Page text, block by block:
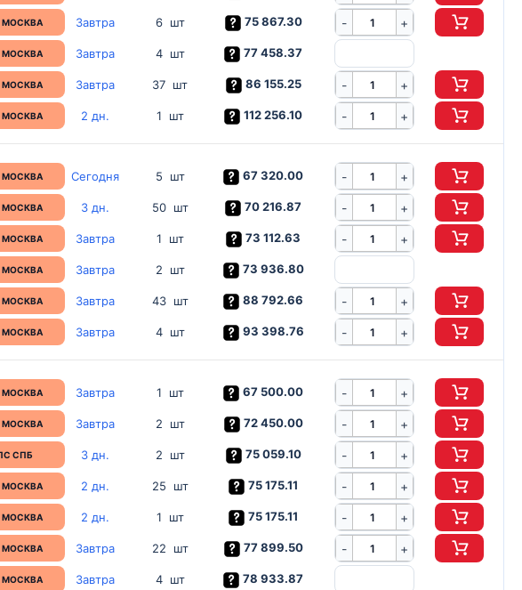
МОСКВА Завтра 6 шт 75 867.30 - +
МОСКВА Завтра 4 шт 77 458.37
МОСКВА Завтра 37 шт 86 155.25 - +
МОСКВА 2 дн. 1 шт 112 256.10 - +
МОСКВА Сегодня 5 шт 67 320.00 - +
МОСКВА 3 дн. 50 шт 70 216.87 - +
МОСКВА Завтра 1 шт 73 112.63 - +
МОСКВА Завтра 2 шт 73 936.80
МОСКВА Завтра 43 шт 88 792.66 - +
МОСКВА Завтра 4 шт 93 398.76 - +
МОСКВА Завтра 1 шт 67 500.00 - +
МОСКВА Завтра 2 шт 72 450.00 - +
СПБ 3 дн. 2 шт 75 059.10 - +
МОСКВА 2 дн. 25 шт 75 175.11 - +
МОСКВА 2 дн. 1 шт 75 175.11 - +
МОСКВА Завтра 22 шт 77 899.50 - +
МОСКВА Завтра 4 шт 78 933.87